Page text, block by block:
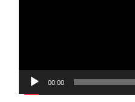
00:00